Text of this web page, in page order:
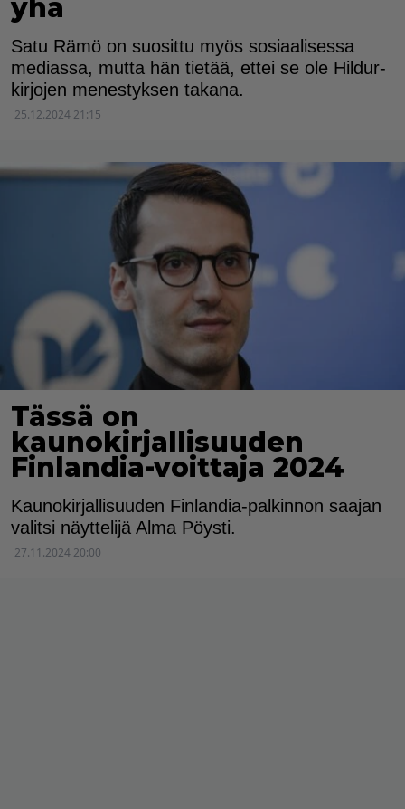
yhä
Satu Rämö on suosittu myös sosiaalisessa
mediassa, mutta hän tietää, ettei se ole Hildur-
kirjojen menestyksen takana.
25.12.2024 21:15
Tässä on
kaunokirjallisuuden
Finlandia-voittaja 2024
Kaunokirjallisuuden Finlandia-palkinnon saajan
valitsi näyttelijä Alma Pöysti.
27.11.2024 20:00